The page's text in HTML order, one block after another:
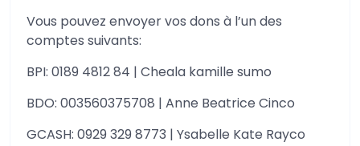
Vous pouvez envoyer vos dons à l’un des
comptes suivants:
BPI: 0189 4812 84 | Cheala kamille sumo
BDO: 003560375708 | Anne Beatrice Cinco
GCASH: 0929 329 8773 | Ysabelle Kate Rayco